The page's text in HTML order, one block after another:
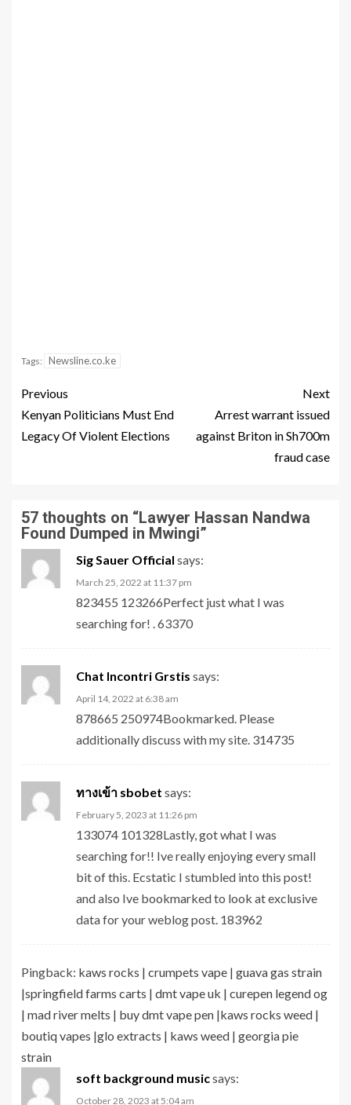
Tags: Newsline.co.ke
Previous
Kenyan Politicians Must End
Legacy Of Violent Elections
Next
Arrest warrant issued
against Briton in Sh700m
fraud case
57 thoughts on “Lawyer Hassan Nandwa
Found Dumped in Mwingi”
Sig Sauer Official says:
March 25, 2022 at 11:37 pm
823455 123266Perfect just what I was
searching for! . 63370
Chat Incontri Grstis says:
April 14, 2022 at 6:38 am
878665 250974Bookmarked. Please
additionally discuss with my site. 314735
ทางเข้า sbobet says:
February 5, 2023 at 11:26 pm
133074 101328Lastly, got what I was
searching for!! Ive really enjoying every small
bit of this. Ecstatic I stumbled into this post!
and also Ive bookmarked to look at exclusive
data for your weblog post. 183962
Pingback: kaws rocks | crumpets vape | guava gas strain
|springfield farms carts | dmt vape uk | curepen legend og
| mad river melts | buy dmt vape pen |kaws rocks weed |
boutiq vapes |glo extracts | kaws weed | georgia pie
strain
soft background musicsays:
October 28, 2023 at 5:04 am